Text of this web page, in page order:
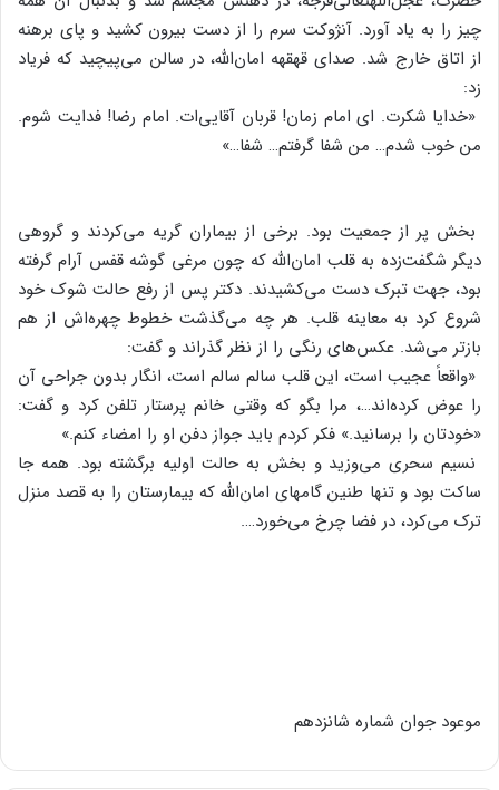
چیز را به‌ یاد آورد. آنژوکت‌ سرم‌ را از دست‌ بیرون‌ کشید و پای‌ برهنه‌
از اتاق‌ خارج‌ شد. صدای‌ قهقهه‌ امان‌الله‌، در سالن‌ می‌پیچید که‌ فریاد
زد:
«خدایا شکرت‌. ای‌ امام‌ زمان‌! قربان‌ آقایی‌ات‌. امام‌ رضا! فدایت‌ شوم‌.
من‌ خوب‌ شدم‌… من‌ شفا گرفتم‌… شفا…»
بخش‌ پر از جمعیت‌ بود. برخی‌ از بیماران‌ گریه‌ می‌کردند و گروهی‌
دیگر شگفت‌زده‌ به‌ قلب‌ امان‌الله‌ که‌ چون‌ مرغی‌ گوشه‌ قفس‌ آرام‌ گرفته‌
بود، جهت‌ تبرک‌ دست‌ می‌کشیدند. دکتر پس‌ از رفع‌ حالت‌ شوک‌ خود
شروع‌ کرد به‌ معاینه‌ قلب‌. هر چه‌ می‌گذشت‌ خطوط‌ چهره‌اش‌ از هم‌
بازتر می‌شد. عکس‌های‌ رنگی‌ را از نظر گذراند و گفت‌:
«واقعاً عجیب‌ است‌، این‌ قلب‌ سالم‌ سالم‌ است‌، انگار بدون‌ جراحی‌ آن‌
را عوض‌ کرده‌اند…، مرا بگو که‌ وقتی‌ خانم‌ پرستار تلفن‌ کرد و گفت‌:
«خودتان‌ را برسانید.» فکر کردم‌ باید جواز دفن‌ او را امضاء کنم‌.»
نسیم‌ سحری‌ می‌وزید و بخش‌ به‌ حالت‌ اولیه‌ برگشته‌ بود. همه‌ جا
ساکت‌ بود و تنها طنین‌ گامهای‌ امان‌الله‌ که‌ بیمارستان‌ را به‌ قصد منزل‌
ترک‌ می‌کرد، در فضا چرخ‌ می‌خورد….
موعود جوان‌ شماره‌ شانزدهم‌